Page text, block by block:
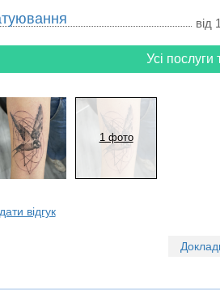
від
Усі послуги
1 фото
відгук